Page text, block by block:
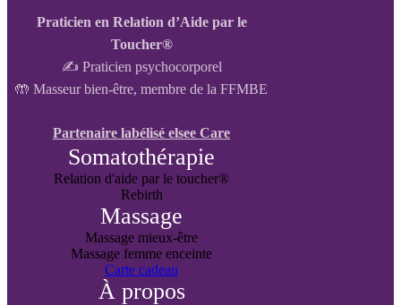
Praticien en Relation d’Aide par le
Toucher®
✍️ Praticien psychocorporel
🤲 Masseur bien-être, membre de la FFMBE
Partenaire labélisé elsee Care
Somatothérapie
Relation d'aide par le toucher®
Rebirth
Massage
Massage mieux-être
Massage femme enceinte
Carte cadeau
À propos